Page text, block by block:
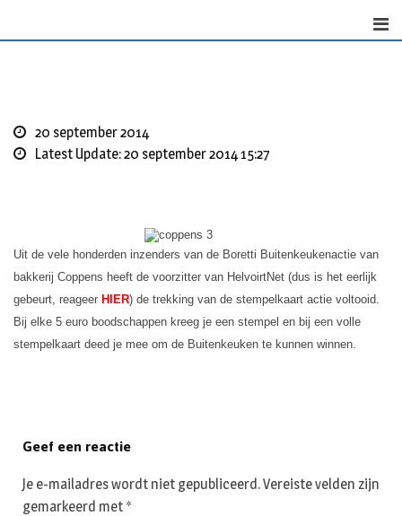
20 september 2014
Latest Update: 20 september 2014 15:27
Uit de vele honderden inzenders van de Boretti Buitenkeukenactie van
bakkerij Coppens heeft de voorzitter van HelvoirtNet (dus is het eerlijk
gebeurt, reageer HIER) de trekking van de stempelkaart actie voltooid.
Bij elke 5 euro boodschappen kreeg je een stempel en bij een volle
stempelkaart deed je mee om de Buitenkeuken te kunnen winnen.
Geef een reactie
Je e-mailadres wordt niet gepubliceerd.Vereiste velden zijn
gemarkeerd met *